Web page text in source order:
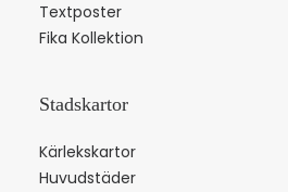
Textposter
Fika Kollektion
Stadskartor
Kärlekskartor
Huvudstäder